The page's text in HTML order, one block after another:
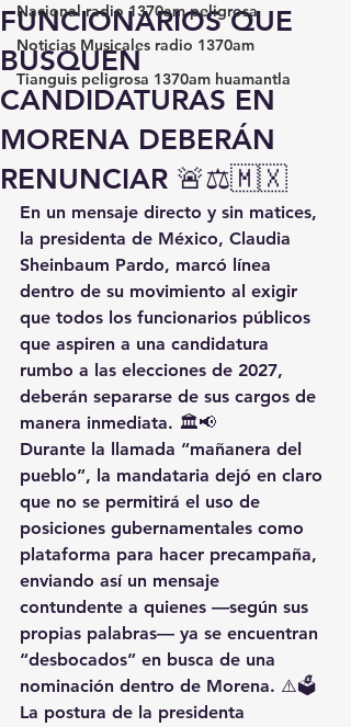
Nacional radio 1370am peligrosa
Noticias Musicales radio 1370am
Tianguis peligrosa 1370am huamantla
FUNCIONARIOS QUE
BUSQUEN
CANDIDATURAS EN
MORENA DEBERÁN
RENUNCIAR 🚨⚖️🇲🇽
En un mensaje directo y sin matices,
la presidenta de México, Claudia
Sheinbaum Pardo, marcó línea
dentro de su movimiento al exigir
que todos los funcionarios públicos
que aspiren a una candidatura
rumbo a las elecciones de 2027,
deberán separarse de sus cargos de
manera inmediata. 🏛️📢
Durante la llamada “mañanera del
pueblo”, la mandataria dejó en claro
que no se permitirá el uso de
posiciones gubernamentales como
plataforma para hacer precampaña,
enviando así un mensaje
contundente a quienes —según sus
propias palabras— ya se encuentran
“desbocados” en busca de una
nominación dentro de Morena. ⚠️🗳️
La postura de la presidenta